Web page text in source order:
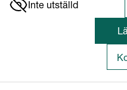
Inte utställd